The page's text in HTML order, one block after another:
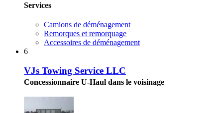
Services
Camions de déménagement
Remorques et remorquage
Accessoires de déménagement
6
VJs Towing Service LLC
Concessionnaire U-Haul dans le voisinage